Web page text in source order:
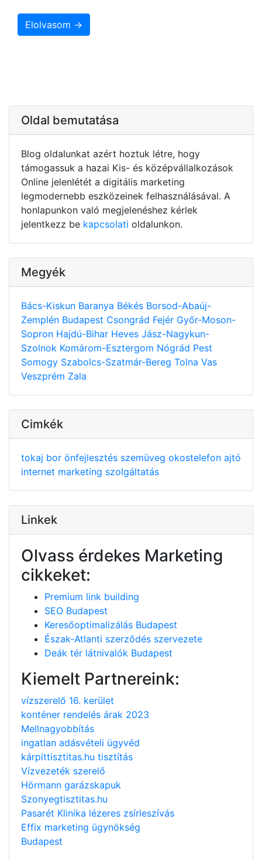
Elolvasom →
Oldal bemutatása
Blog oldalunkat azért hoztuk létre, hogy
támogassuk a hazai Kis- és középvállalkozások
Online jelenlétét a digitális marketing
legmodernebb eszközeinek felhasználásával. A
honlapunkon való megjelenéshez kérlek
jelentkezz be kapcsolati oldalunkon.
Megyék
Bács-Kiskun Baranya Békés Borsod-Abaúj-
Zemplén Budapest Csongrád Fejér Győr-Moson-
Sopron Hajdú-Bihar Heves Jász-Nagykun-
Szolnok Komárom-Esztergom Nógrád Pest
Somogy Szabolcs-Szatmár-Bereg Tolna Vas
Veszprém Zala
Cimkék
tokaj bor önfejlesztés szemüveg okostelefon ajtó
internet marketing szolgáltatás
Linkek
Olvass érdekes Marketing
cikkeket:
Premium link building
SEO Budapest
Keresőoptimalizálás Budapest
Észak-Atlanti szerződés szervezete
Deák tér látnivalók Budapest
Kiemelt Partnereink:
vízszerelő 16. kerület
konténer rendelés árak 2023
Mellnagyobbítás
ingatlan adásvételi ügyvéd
kárpittisztitas.hu tisztítás
Vízvezeték szerelő
Hörmann garázskapuk
Szonyegtisztitas.hu
Pasarét Klinika lézeres zsírleszívás
Effix marketing ügynökség
Budapest